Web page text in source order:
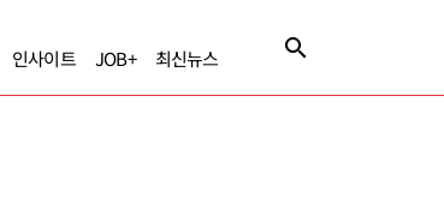
인사이트 JOB+ 최신뉴스